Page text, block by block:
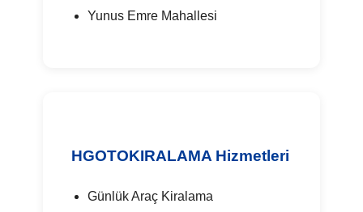
Yunus Emre Mahallesi
HGOTOKIRALAMA Hizmetleri
Günlük Araç Kiralama